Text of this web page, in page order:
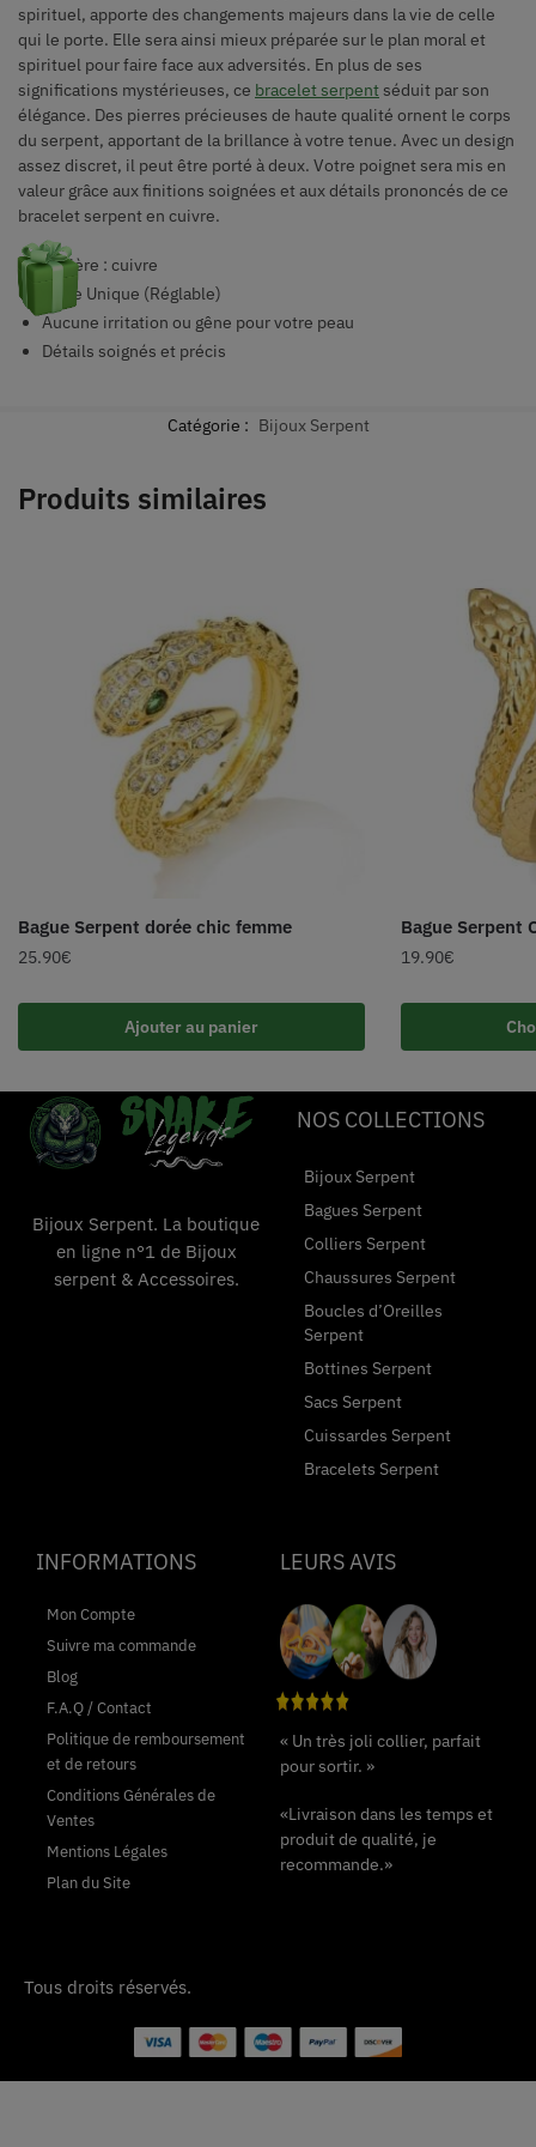
spirituel, apporte des changements majeurs dans la vie de celle
qui le porte. Elle sera ainsi mieux préparée sur le plan moral et
spirituel pour faire face aux adversités. En plus de ses
significations mystérieuses, ce bracelet serpent séduit par son
élégance. Des pierres précieuses de haute qualité ornent le corps
du serpent, apportant de la brillance à votre tenue. Avec un design
assez discret, il peut être porté à deux. Votre poignet sera mis en
valeur grâce aux finitions soignées et aux détails prononcés de ce
bracelet serpenten cuivre.
Matière : cuivre
Taille Unique (Réglable)
Aucune irritation ou gêne pour votre peau
Détails soignés et précis
Catégorie : Bijoux Serpent
Produits similaires
Bague Serpent dorée chic femme
25.90€
Ajouter au panier
Bague Serpent
19.90€
Bijoux Serpent. La boutique
en ligne n°1 de Bijoux
serpent & Accessoires.
NOS COLLECTIONS
Bijoux Serpent
Bagues Serpent
Colliers Serpent
Chaussures Serpent
Boucles d’Oreilles
Serpent
Bottines Serpent
Sacs Serpent
Cuissardes Serpent
Bracelets Serpent
INFORMATIONS
Mon Compte
Suivre ma commande
Blog
F.A.Q / Contact
Politique de remboursement
et de retours
Conditions Générales de
Ventes
Mentions Légales
Plan du Site
LEURS AVIS
« Un très joli collier, parfait
pour sortir. »
«Livraison dans les temps et
produit de qualité, je
recommande.»
Tous droits réservés.